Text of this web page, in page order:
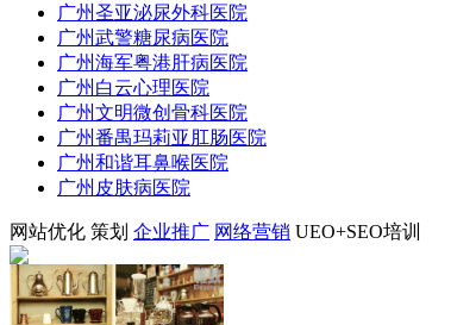
广州圣亚泌尿外科医院
广州武警糖尿病医院
广州海军粤港肝病医院
广州白云心理医院
广州文明微创骨科医院
广州番禺玛莉亚肛肠医院
广州和谐耳鼻喉医院
广州皮肤病医院
网站优化 策划 企业推广 网络营销 UEO+SEO培训